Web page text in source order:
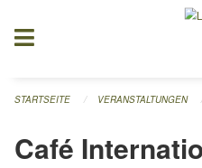
STARTSEITE VERANSTALTUNGEN
Café